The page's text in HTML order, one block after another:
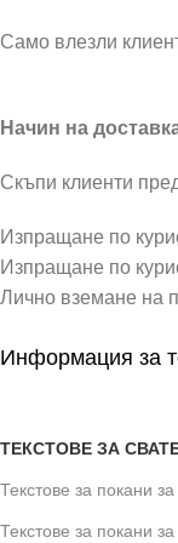
Само влезли
Начин на
Скъпи клиенти
Изпращане по
Изпращане по
Лично вземане на
Информация за
ТЕКСТОВЕ ЗА
Текстове за покани за
Текстове за покани